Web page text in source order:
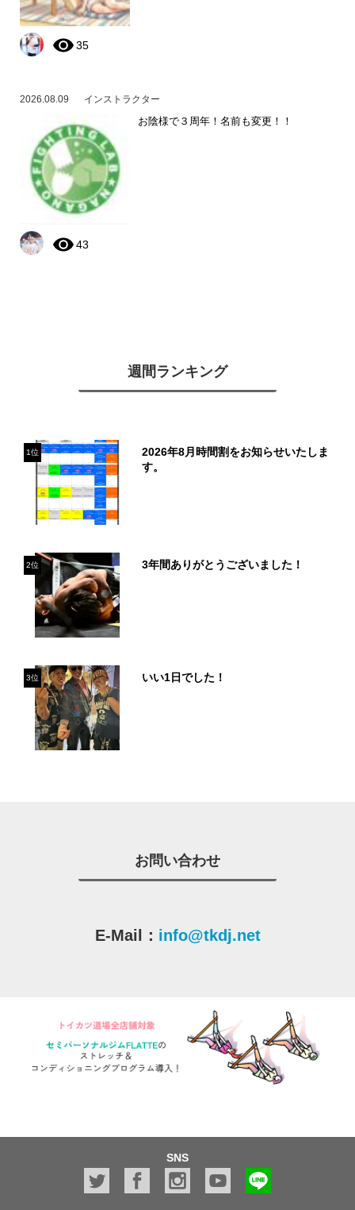
35
2026.08.09 インストラクター
お陰様で３周年！名前も変更！！
43
週間ランキング
1位
2026年8月時間割をお知らせいたしま
す。
2位 3年間ありがとうございました！
3位 いい1日でした！
お問い合わせ
E-Mail： info@tkdj.net
SNS